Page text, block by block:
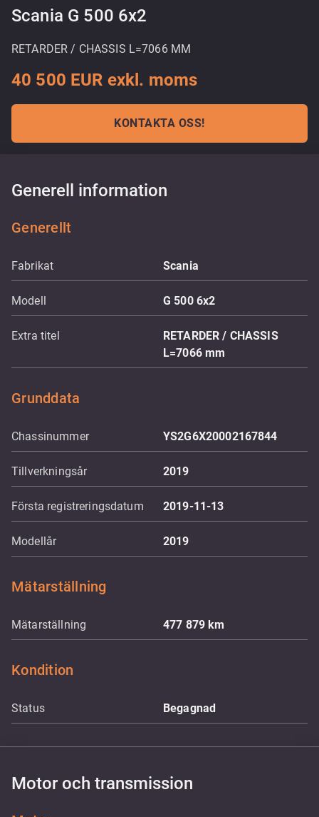
Scania G 500 6x2
RETARDER / CHASSIS L=7066 MM
40 500 EUR exkl. moms
KONTAKTA OSS!
Generell information
Generellt
Fabrikat Scania
Modell G 500 6x2
Extra titel
RETARDER / CHASSIS
L=7066 mm
Grunddata
Chassinummer YS2G6X20002167844
Tillverkningsår 2019
Första registreringsdatum 2019-11-13
Modellår 2019
Mätarställning
Mätarställning 477 879km
Kondition
Status Begagnad
Motor och transmission